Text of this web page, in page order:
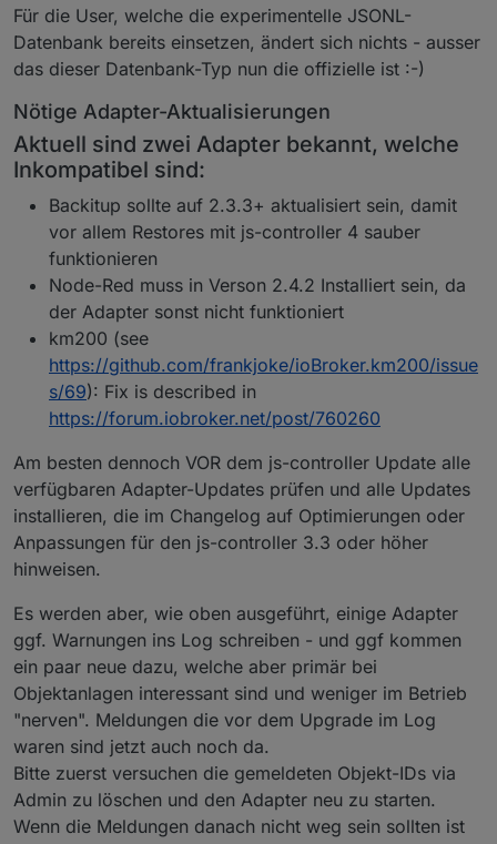
Für die User, welche die experimentelle JSONL-
Datenbank bereits einsetzen, ändert sich nichts - ausser
das dieser Datenbank-Typ nun die offizielle ist :-)
Nötige Adapter-Aktualisierungen
Aktuell sind zwei Adapter bekannt, welche
Inkompatibel sind:
Backitup sollte auf 2.3.3+ aktualisiert sein, damit
vor allem Restores mit js-controller 4 sauber
funktionieren
Node-Red muss in Verson 2.4.2 Installiert sein, da
der Adapter sonst nicht funktioniert
km200 (see
https://github.com/frankjoke/ioBroker.km200/issue
s/69): Fix is described in
https://forum.iobroker.net/post/760260
Am besten dennoch VOR dem js-controller Update alle
verfügbaren Adapter-Updates prüfen und alle Updates
installieren, die im Changelog auf Optimierungen oder
Anpassungen für den js-controller 3.3 oder höher
hinweisen.
Es werden aber, wie oben ausgeführt, einige Adapter
ggf. Warnungen ins Log schreiben - und ggf kommen
ein paar neue dazu, welche aber primär bei
Objektanlagen interessant sind und weniger im Betrieb
"nerven". Meldungen die vor dem Upgrade im Log
waren sind jetzt auch noch da.
Bitte zuerst versuchen die gemeldeten Objekt-IDs via
Admin zu löschen und den Adapter neu zu starten.
Wenn die Meldungen danach nicht weg sein sollten ist